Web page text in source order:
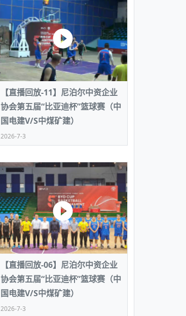
【直播回放-11】尼泊尔中资企业
协会第五届“比亚迪杯”篮球赛（中
国电建V/S中煤矿建）
2026-7-3
【直播回放-06】尼泊尔中资企业
协会第五届“比亚迪杯”篮球赛（中
国电建V/S中煤矿建）
2026-7-3